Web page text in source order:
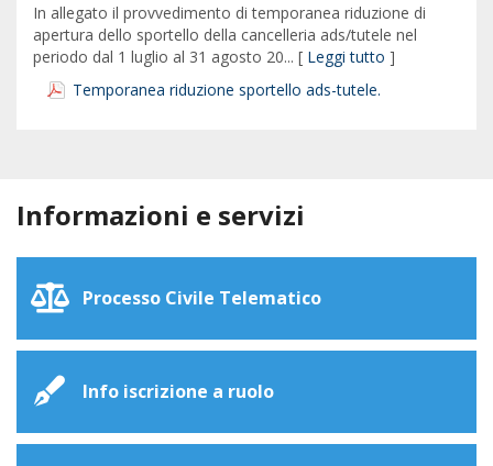
In allegato il provvedimento di temporanea riduzione di
apertura dello sportello della cancelleria ads/tutele nel
periodo dal 1 luglio al 31 agosto 20... [ Leggi tutto ]
Temporanea riduzione sportello ads-tutele.
Informazioni e servizi
Processo Civile Telematico
Info iscrizione a ruolo